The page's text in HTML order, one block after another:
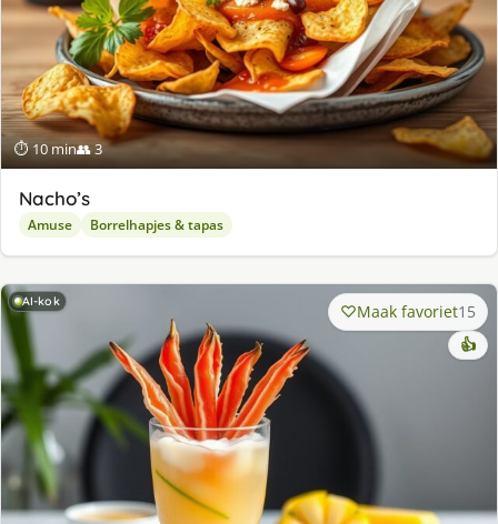
⏱ 10 min👥 3
Nacho’s
Amuse Borrelhapjes & tapas
AI-kok Maak favoriet15
👍